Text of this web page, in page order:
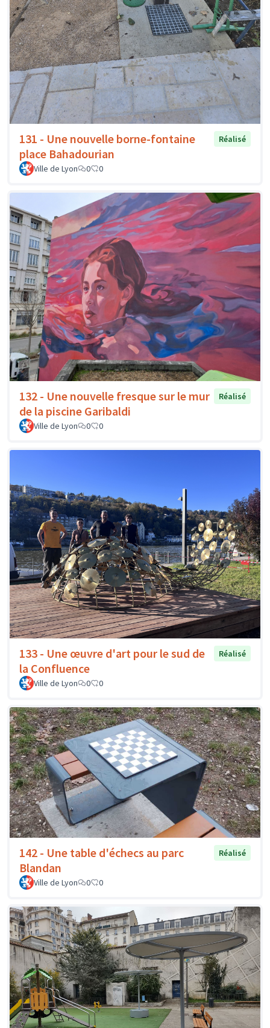
131 - Une nouvelle borne-fontaine
place Bahadourian
Réalisé
Ville de Lyon 0 0
132 - Une nouvelle fresque sur le mur
de la piscine Garibaldi
Réalisé
Ville de Lyon 0 0
133 - Une œuvre d'art pour le sud de
la Confluence
Réalisé
Ville de Lyon 0 0
142 - Une table d'échecs au parc
Blandan
Réalisé
Ville de Lyon 0 0